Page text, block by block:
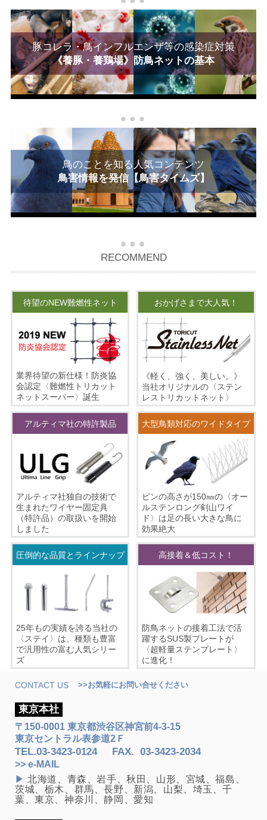
豚コレラ・鳥インフルエンザ等の感染症対策
《養豚・養鶏場》防鳥ネットの基本
鳥のことを知る人気コンテンツ
鳥害情報を発信【鳥害タイムズ】
RECOMMEND
待望のNEW難燃性ネット
業界待望の新仕様！防炎協
会認定〈難燃性トリカット
ネットスーパー〉誕生
おかげさまで大人気！
《軽く、強く、美しい。》
当社オリジナルの〈ステン
レストリカットネット〉
アルティマ社の特許製品
アルティマ社独自の技術で
生まれたワイヤー固定具
（特許品）の取扱いを開始
しました
大型鳥類対応のワイドタイプ
ピンの高さが150㎜の〈オー
ルステンロング剣山ワイ
ド〉は足の長い大きな鳥に
効果絶大
圧倒的な品質とラインナップ
25年もの実績を誇る当社の
〈ステイ〉は、種類も豊富
で汎用性の富む人気シリー
ズ
高接着＆低コスト！
防鳥ネットの接着工法で活
躍するSUS製プレートが
〈超軽量ステンプレート〉
に進化！
CONTACT US >>お気軽にお問い合せください
東京本社
TEL.03-3423-0124 FAX. 03-3423-2034
〒150-0001 東京都渋谷区神宮前4-3-15
東京セントラル表参道2Ｆ
>> e-MAIL
▶北海道、青森、岩手、秋田、山形、宮城、福島、
茨城、栃木、群馬、長野、新潟、山梨、埼玉、千
葉、東京、神奈川、静岡、愛知